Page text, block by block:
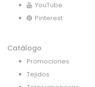
YouTube
Pinterest
Catálogo
Promociones
Tejidos